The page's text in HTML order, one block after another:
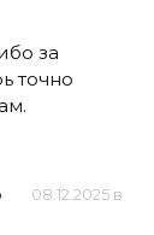
за
точно
08.12.2025 в